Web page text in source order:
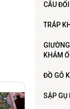
CÂU
TRÁP
KHẢM
ĐỒ GỖ
SẬP GỤ